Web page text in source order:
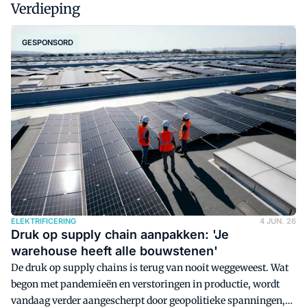
combinatie met andere ontwikkelingen, zoals de
vrachtwagenheffing en het afbouwen van accijnskortingen. In
dit artikel van duurzaamheidsadviseur Emma Kallen lees je
wat ETS2 precies is, wat het betekent voor de praktijk en
waarom je je nú moet voorbereiden.
Verdieping
GESPONSORD
ELEKTRIFICERING 4 JUN. 26
Druk op supply chain aanpakken: 'Je
warehouse heeft alle bouwstenen'
De druk op supply chains is terug van nooit weggeweest. Wat
begon met pandemieën en verstoringen in productie, wordt
vandaag verder aangescherpt door geopolitieke spanningen,